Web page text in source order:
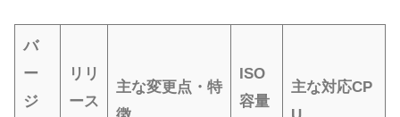
バ
ー
ジ
リリ
ース
主な変更点・特
ISO
容量
主な対応CP